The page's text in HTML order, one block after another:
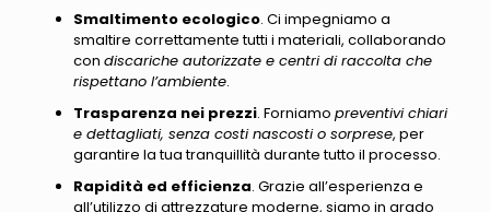
Smaltimento ecologico. Ci impegniamo a
smaltire correttamente tutti i materiali, collaborando
con discariche autorizzate e centri di raccolta che
rispettano l’ambiente.
Trasparenza nei prezzi. Forniamo preventivi chiari
e dettagliati, senza costi nascosti o sorprese, per
garantire la tua tranquillità durante tutto il processo.
Rapidità ed efficienza. Grazie all’esperienza e
all’utilizzo di attrezzature moderne, siamo in grado